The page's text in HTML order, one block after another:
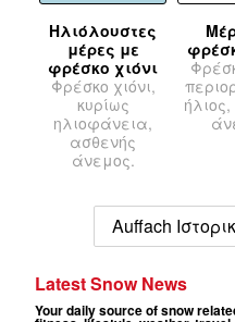
Ηλιόλουστες
μέρες με
φρέσκο χιόνι
Φρέσκο χιόνι,
κυρίως
ηλιοφάνεια,
ασθενής
άνεμος.
Auffach